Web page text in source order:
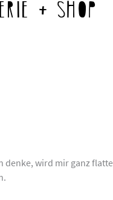
+ Shop
wird mir ganz